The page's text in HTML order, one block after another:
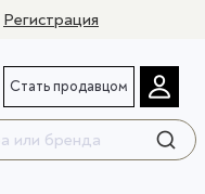
Регистрация
Стать продавцом